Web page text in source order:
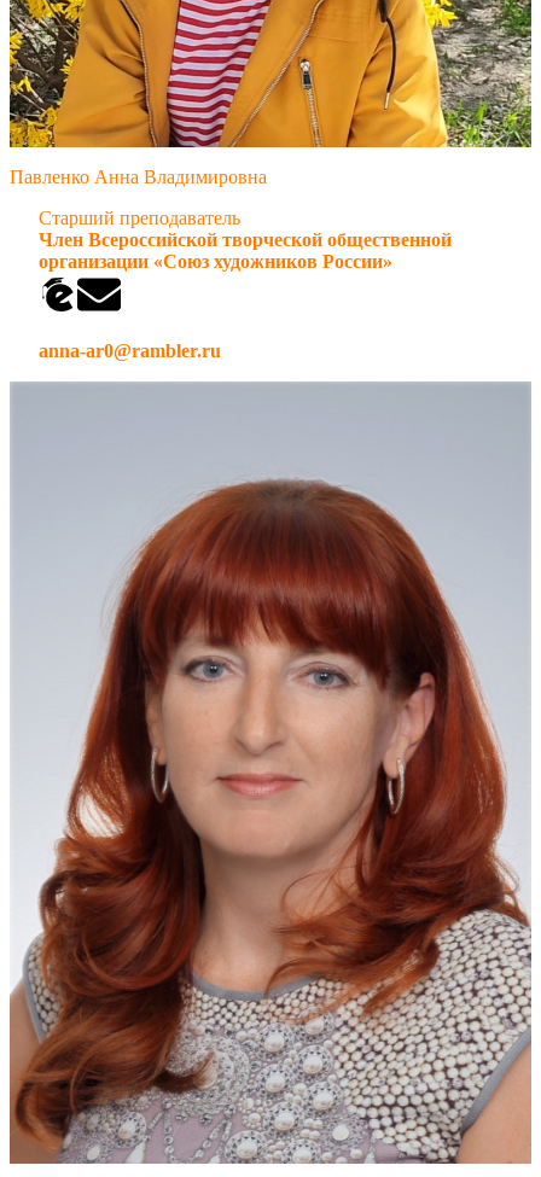
Павленко Анна Владимировна
Старший преподаватель
Член Всероссийской творческой общественной
организации «Союз художников России»
anna-ar0@rambler.ru